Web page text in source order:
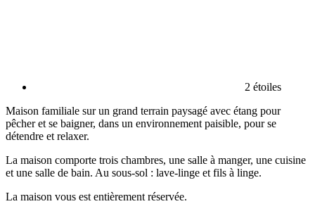
2 étoiles
Maison familiale sur un grand terrain paysagé avec étang pour
pêcher et se baigner, dans un environnement paisible, pour se
détendre et relaxer.
La maison comporte trois chambres, une salle à manger, une cuisine
et une salle de bain. Au sous-sol : lave-linge et fils à linge.
La maison vous est entièrement réservée.